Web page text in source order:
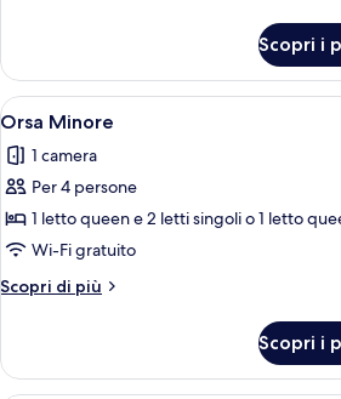
Scopri i
Apri
tutte
le
foto
per
Orsa
Minore
Un
15
Orsa Minore
1 camera
Per 4 persone
1 letto queen e 2 letti singoli o 1 letto
Wi-Fi gratuito
Scopri di più
Altri
Minore
Scopri i